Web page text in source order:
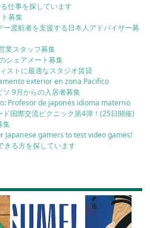
仕事を探しています
募集
ー渡航者を支援する日本人アドバイザー募
業スタッフ募集
シェアメート募集
ストに最適なスタジオ賃貸
exterior en zona Pacifico
ソ 9月からの入居者募集
Profesor de japonés idioma materno
ド国際交流ピクニック第4弾！(25日開催)
集
Japanese gamers to test video games!
きる方を探しています